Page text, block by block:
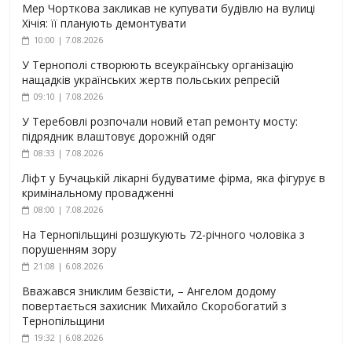
Мер Чорткова закликав не купувати будівлю на вулиці
Хічія: її планують демонтувати
10:00 | 7.08.2026
У Тернополі створюють всеукраїнську організацію
нащадків українських жертв польських репресій
09:10 | 7.08.2026
У Теребовлі розпочали новий етап ремонту мосту:
підрядник влаштовує дорожній одяг
08:33 | 7.08.2026
Ліфт у Бучацькій лікарні будуватиме фірма, яка фігурує в
кримінальному провадженні
08:00 | 7.08.2026
На Тернопільщині розшукують 72-річного чоловіка з
порушенням зору
21:08 | 6.08.2026
Вважався зниклим безвісти, – Ангелом додому
повертається захисник Михайло Скоробогатий з
Тернопільщини
19:32 | 6.08.2026